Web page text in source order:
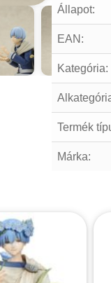
Állapot:
EAN:
Kategória:
Termék
Márka: